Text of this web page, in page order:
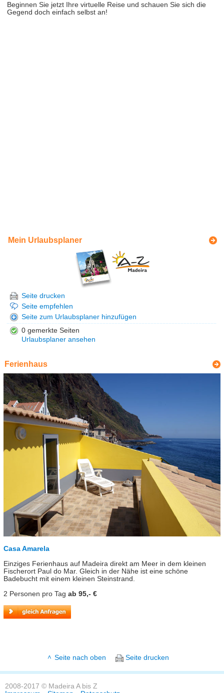
Beginnen Sie jetzt Ihre virtuelle Reise und schauen Sie sich die
Gegend doch einfach selbst an!
Mein Urlaubsplaner
Seite drucken
Seite empfehlen
Seite zum Urlaubsplaner hinzufügen
0 gemerkte Seiten
Urlaubsplaner ansehen
Ferienhaus
Casa Amarela
Einziges Ferienhaus auf Madeira direkt am Meer in dem kleinen
Fischerort Paul do Mar. Gleich in der Nähe ist eine schöne
Badebucht mit einem kleinen Steinstrand.
2 Personen pro Tag ab 95,- €
Seite nach oben Seite drucken
2008-2017 © Madeira A bis Z